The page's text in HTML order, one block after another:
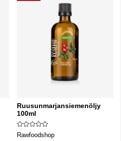
Ruusunmarjansiemenöljy
100ml
Rawfoodshop